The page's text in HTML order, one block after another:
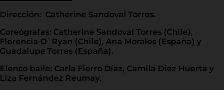
Dirección: Catherine Sandoval Torres.
Coreógrafas: Catherine Sandoval Torres (Chile),
Florencia O`Ryan (Chile), Ana Morales (España) y
Guadalupe Torres (España).
Elenco baile: Carla Fierro Díaz, Camila Diez Huerta y
Liza Fernández Reumay.